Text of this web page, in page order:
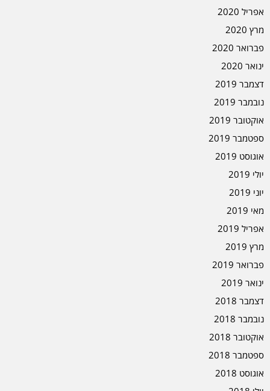
אפריל 2020
מרץ 2020
פברואר 2020
ינואר 2020
דצמבר 2019
נובמבר 2019
אוקטובר 2019
ספטמבר 2019
אוגוסט 2019
יולי 2019
יוני 2019
מאי 2019
אפריל 2019
מרץ 2019
פברואר 2019
ינואר 2019
דצמבר 2018
נובמבר 2018
אוקטובר 2018
ספטמבר 2018
אוגוסט 2018